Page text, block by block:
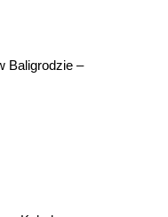
Baligrodzie –